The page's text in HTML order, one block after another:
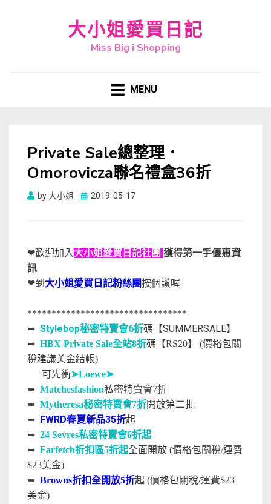
大小姐愛買日記
Miss Big i Shopping
MENU
Private Sale總整理．
Omorovicza聯名禮盒36折
by大小姐
Posted
2019-05-17
❤歡迎加入 大小姐愛買日記社團 獲得第一手優惠資
訊
❤到 大小姐愛買日記粉絲團按個讚喔
*********************************
➥ Stylebop秘密特賣會6折碼【SUMMERSALE】
➥ HBX Private Sale全站8折碼【RS20】 (價格包關
稅建議美金結帳)
可先衝➤Loewe➤
➥ Matchesfashion私密特賣會7折
➥ Mytheresa秘密特賣會7折開放第二批
➥
FWRD春夏新品35折起
➥ 24 Sevres私密特賣會6折起
➥ Farfetch折扣區5折起全面開放 (價格包關稅/運費
$23美金)
➥ Browns折扣全開放5折起 (價格包關稅/運費$23
美金)